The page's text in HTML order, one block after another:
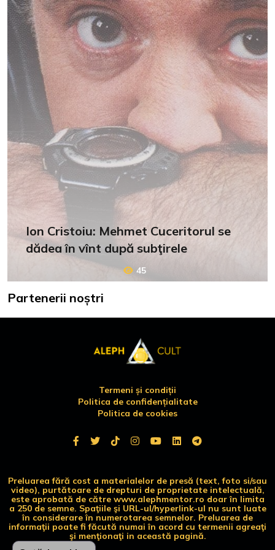
Ion Cristoiu: Mehmet Cuceritorul se
dădea în vînt după subţirele
45
Partenerii noștri
Termeni și condiții
Politica de confidențialitate
Politica de cookies
Preluarea fără cost a materialelor de presă (text, foto si/sau
video), purtătoare de drepturi de proprietate intelectuală,
este aprobată de către www.alephmentor.ro doar în limita
a 250 de semne. Spaţiile şi URL-ul/hyperlink-ul nu sunt luate
în considerare în numerotarea semnelor. Preluarea de
informaţii poate fi făcută numai în acord cu termenii agreaţi
şi menţionaţi in această pagină.